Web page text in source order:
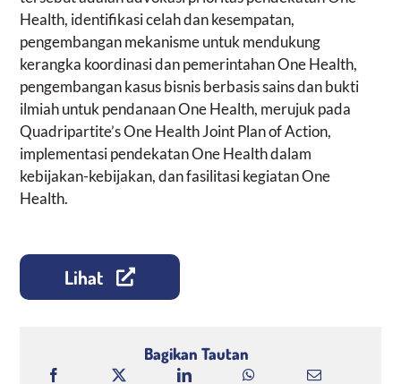
Health, identifikasi celah dan kesempatan,
pengembangan mekanisme untuk mendukung
kerangka koordinasi dan pemerintahan One Health,
pengembangan kasus bisnis berbasis sains dan bukti
ilmiah untuk pendanaan One Health, merujuk pada
Quadripartite’s One Health Joint Plan of Action,
implementasi pendekatan One Health dalam
kebijakan-kebijakan, dan fasilitasi kegiatan One
Health.
Lihat
Bagikan Tautan